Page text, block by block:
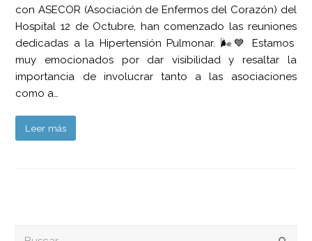
con ASECOR (Asociación de Enfermos del Corazón) del
Hospital 12 de Octubre, han comenzado las reuniones
dedicadas a la Hipertensión Pulmonar. 🌬️💙 Estamos
muy emocionados por dar visibilidad y resaltar la
importancia de involucrar tanto a las asociaciones
como a…
Leer más